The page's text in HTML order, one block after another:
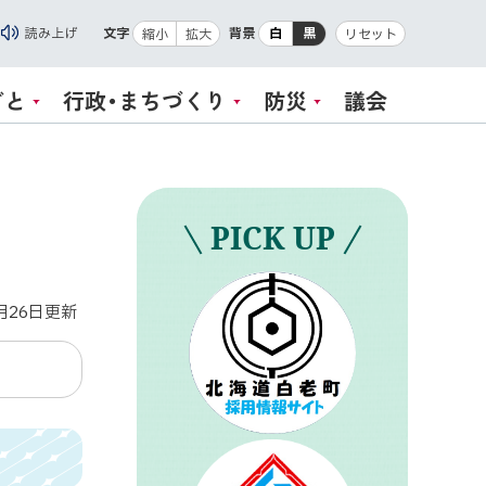
読み上げ 文字 縮小 拡大 背景 白 黒 リセット
行政・まちづくり 防災 議会
26日更新
PICK UP